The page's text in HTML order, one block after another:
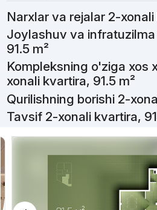
Narxlar va rejalar 2-xonali
Joylashuv va
91.5 m²
Kompleksning o'ziga xos
xonali kvartira, 91.5 m²
Qurilishning borishi 2-
Tavsif 2-xonali kvartira,